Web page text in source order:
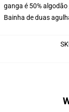
ganga é 50%
Bainha de duas